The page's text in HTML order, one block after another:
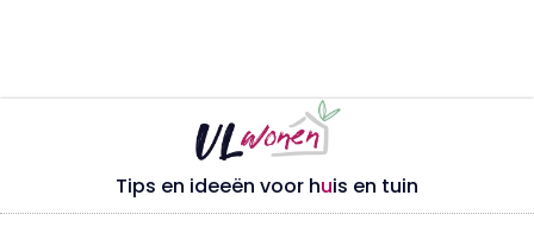
Tips en ideeën voor huis en tuin